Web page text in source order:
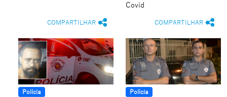
COMPARTILHAR
Covid
COMPARTILHAR
Polícia Polícia